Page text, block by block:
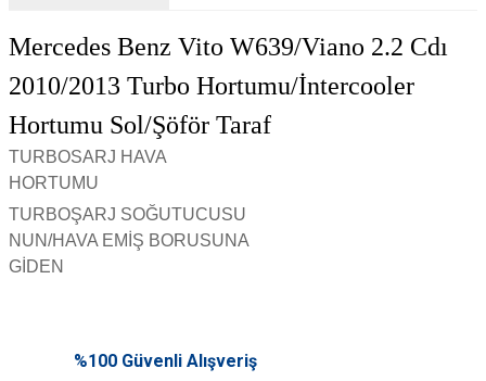
Mercedes Benz Vito W639/Viano 2.2 Cdı
2010/2013 Turbo Hortumu/İntercooler
Hortumu Sol/Şöför Taraf
TURBOSARJ HAVA
HORTUMU
TURBOŞARJ SOĞUTUCUSU
NUN/HAVA EMİŞ BORUSUNA
GİDEN
Bu ürüne ilk yorumu siz yapın!
yetersiz gördüğünüz noktaları öneri formunu kullanarak tarafımıza
iletebilirsiniz.
%100 Güvenli Alışveriş